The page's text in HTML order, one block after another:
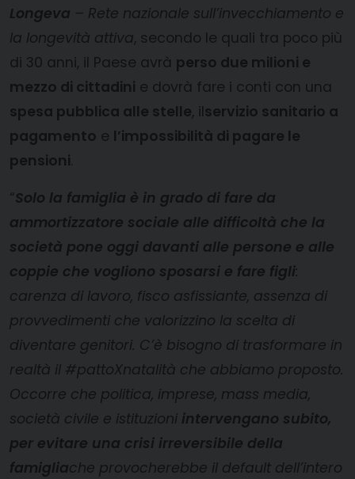
Longeva – Rete nazionale sull’invecchiamento e
la longevità attiva, secondo le quali tra poco più
di 30 anni, il Paese avrà perso due milioni e
mezzo di cittadini e dovrà fare i conti con una
spesa pubblica alle stelle, ilservizio sanitario a
pagamento e l’impossibilità di pagare le
pensioni
“Solo la famiglia è in grado di fare da
ammortizzatore sociale alle difficoltà che la
società pone oggi davanti alle persone e alle
coppie che vogliono sposarsi e fare figli:
carenza di lavoro, fisco asfissiante, assenza di
provvedimenti che valorizzino la scelta di
diventare genitori. C’è bisogno di trasformare in
realtà il #pattoXnatalità che abbiamo proposto.
Occorre che politica, imprese, mass media,
società civile e istituzioni intervengano subito,
per evitare una crisi irreversibile della
famigliache provocherebbe il default dell’intero